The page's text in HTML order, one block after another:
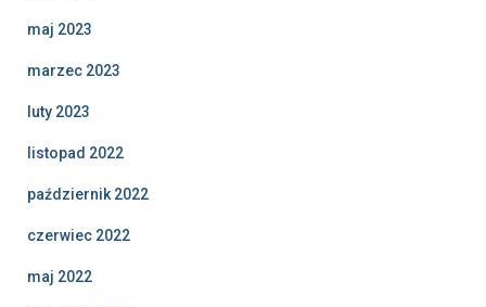
maj 2023
marzec 2023
luty 2023
listopad 2022
październik 2022
czerwiec 2022
maj 2022